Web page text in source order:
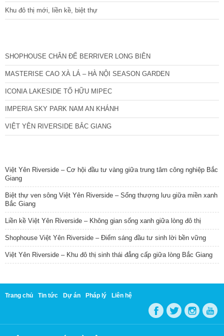
Khu đô thị mới, liền kề, biệt thự
SHOPHOUSE CHÂN ĐẾ BERRIVER LONG BIÊN
MASTERISE CAO XÀ LÁ – HÀ NỘI SEASON GARDEN
ICONIA LAKESIDE TỐ HỮU MIPEC
IMPERIA SKY PARK NAM AN KHÁNH
VIỆT YÊN RIVERSIDE BẮC GIANG
Việt Yên Riverside – Cơ hội đầu tư vàng giữa trung tâm công nghiệp Bắc
Giang
Biệt thự ven sông Việt Yên Riverside – Sống thượng lưu giữa miền xanh
Bắc Giang
Liền kề Việt Yên Riverside – Không gian sống xanh giữa lòng đô thị
Shophouse Việt Yên Riverside – Điểm sáng đầu tư sinh lời bền vững
Việt Yên Riverside – Khu đô thị sinh thái đẳng cấp giữa lòng Bắc Giang
Trang chủ Tin tức Dự án Pháp lý Liên hệ